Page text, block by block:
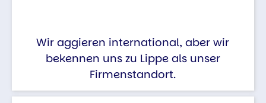
Wir aggieren international, aber wir
bekennen uns zu Lippe als unser
Firmenstandort.